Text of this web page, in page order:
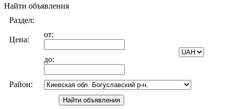
Найти объявления
Раздел:
Цена:
от:
до:
Район: